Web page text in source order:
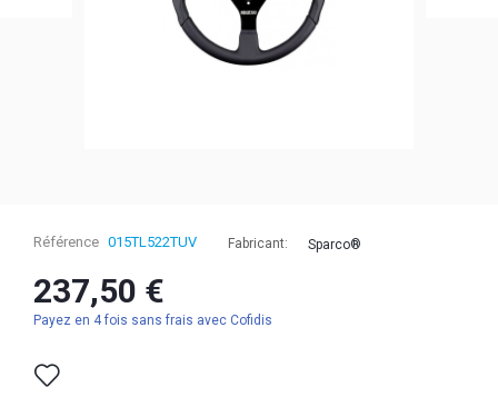
Référence 015TL522TUV Fabricant: Sparco®
237,50 €
Payez en 4 fois sans frais avec Cofidis